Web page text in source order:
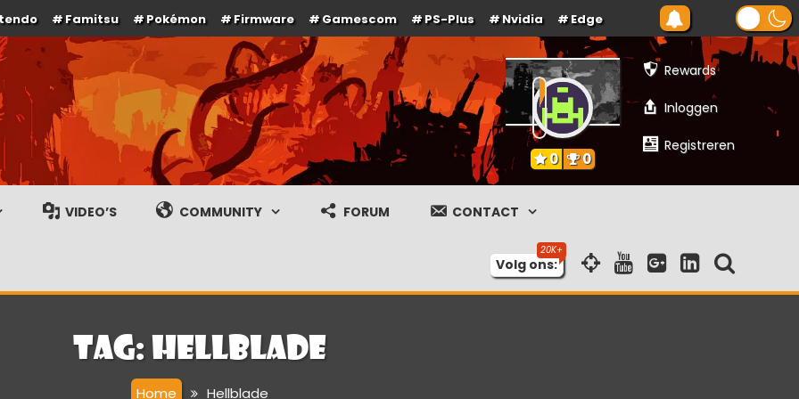
Famitsu Pokémon Firmware Gamescom PS-Plus Nvidia Edge
gameplay streams
Rewards
Inloggen
Registreren
0 0
VIDEO’S COMMUNITY FORUM CONTACT
Volg ons:
Tag: Hellblade
Home Hellblade